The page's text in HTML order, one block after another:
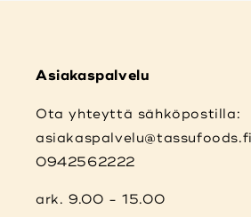
Asiakaspalvelu
Ota yhteyttä sähköpostilla:
0942562222
ark. 9.00 - 15.00